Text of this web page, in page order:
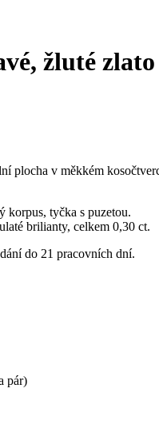
žluté
plocha v měkkém
korpus, tyčka s puzetou.
brilianty, celkem 0,30 ct.
do 21 pracovních dní.
pár)